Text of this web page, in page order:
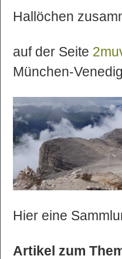
Hallöchen
auf der Seite
München-
Hier eine
Artikel zum